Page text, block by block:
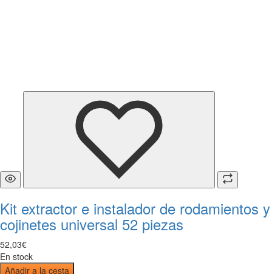
Kit extractor e instalador de rodamientos y
cojinetes universal 52 piezas
52,03€
En stock
Añadir a la cesta